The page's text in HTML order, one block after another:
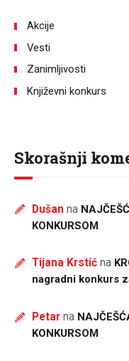
Akcije
Vesti
Zanimljivosti
Književni konkurs
Skorašnji
Dušan na
KONKURSOM
Tijana Krstićna
nagradni konkurs
Petarna
KONKURSOM